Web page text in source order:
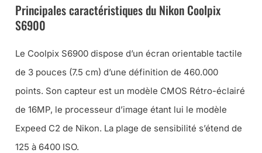
Principales caractéristiques du Nikon Coolpix
S6900
Le Coolpix S6900 dispose d’un écran orientable tactile
de 3 pouces (7.5 cm) d’une définition de 460.000
points. Son capteur est un modèle CMOS Rétro-éclairé
de 16MP, le processeur d’image étant lui le modèle
Expeed C2 de Nikon. La plage de sensibilité s’étend de
125 à 6400 ISO.